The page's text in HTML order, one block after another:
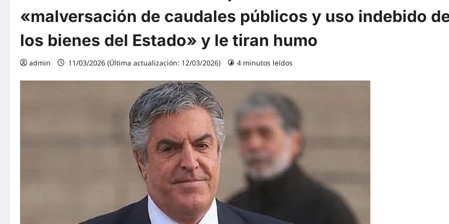
«malversación de caudales públicos y uso indebido
los bienes del Estado» y le tiran humo
admin 11/03/2026 (Última actualización: 12/03/2026) 4 minutos leídos